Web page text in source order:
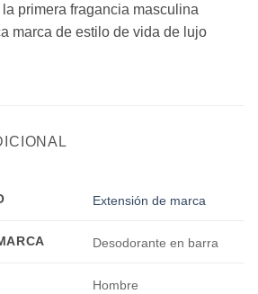
primera fragancia masculina
marca de estilo de vida de lujo
Extensión de marca
Desodorante en barra
Hombre